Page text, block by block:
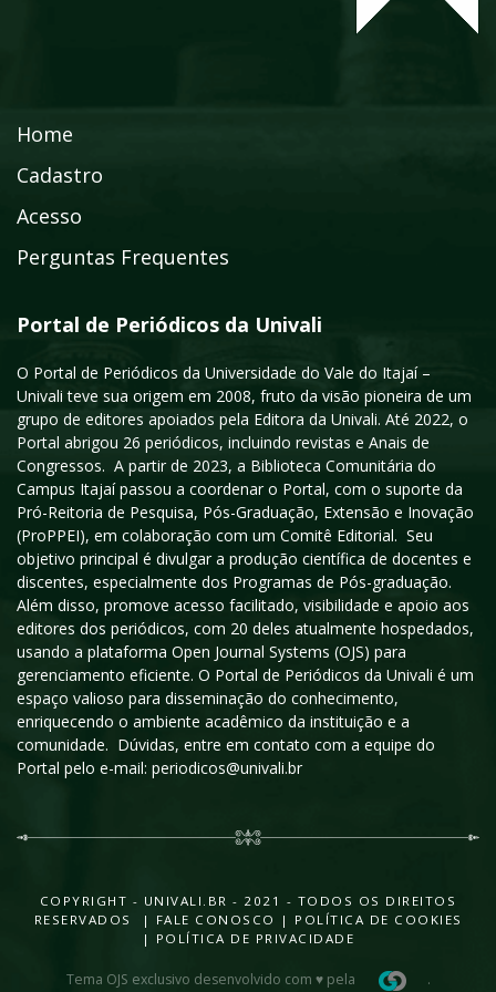
Home
Cadastro
Acesso
Perguntas Frequentes
Portal de Periódicos da Univali
O Portal de Periódicos da Universidade do Vale do Itajaí –
Univali teve sua origem em 2008, fruto da visão pioneira de um
grupo de editores apoiados pela Editora da Univali. Até 2022, o
Portal abrigou 26 periódicos, incluindo revistas e Anais de
Congressos. A partir de 2023, a Biblioteca Comunitária do
Campus Itajaí passou a coordenar o Portal, com o suporte da
Pró-Reitoria de Pesquisa, Pós-Graduação, Extensão e Inovação
(ProPPEI), em colaboração com um Comitê Editorial. Seu
objetivo principal é divulgar a produção científica de docentes e
discentes, especialmente dos Programas de Pós-graduação.
Além disso, promove acesso facilitado, visibilidade e apoio aos
editores dos periódicos, com 20 deles atualmente hospedados,
usando a plataforma Open Journal Systems (OJS) para
gerenciamento eficiente. O Portal de Periódicos da Univali é um
espaço valioso para disseminação do conhecimento,
enriquecendo o ambiente acadêmico da instituição e a
comunidade. Dúvidas, entre em contato com a equipe do
Portal pelo e-mail: periodicos@univali.br
COPYRIGHT - UNIVALI.BR - 2021 - TODOS OS DIREITOS
RESERVADOS |
FALE CONOSCO | POLÍTICA DE COOKIES
| POLÍTICA DE PRIVACIDADE
Tema OJS exclusivo desenvolvido com ♥ pela .